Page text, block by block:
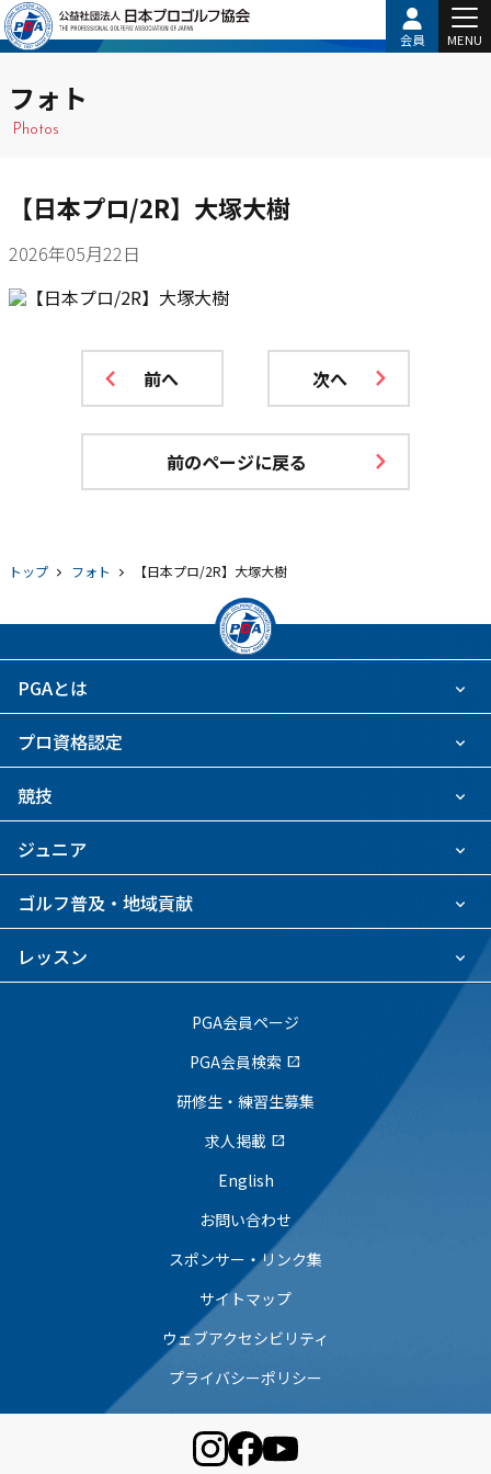
会員 MENU
フォト
Photos
【日本プロ/2R】大塚大樹
2026年05月22日
前へ 次へ
前のページに戻る
トップ フォト 【日本プロ/2R】大塚大樹
PGAとは
プロ資格認定
競技
ジュニア
ゴルフ普及・地域貢献
レッスン
PGA会員ページ
PGA会員検索 open_in_new
研修生・練習生募集
求人掲載 open_in_new
English
お問い合わせ
スポンサー・リンク集
サイトマップ
ウェブアクセシビリティ
プライバシーポリシー